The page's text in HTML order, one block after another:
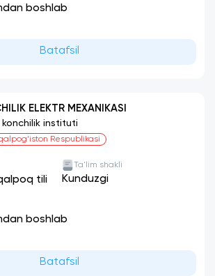
boshlab
Batafsil
ELEKTR MEXANIKASI
konchilik instituti
Respublikasi
tili
Ta'lim shakli
Kunduzgi
boshlab
Batafsil